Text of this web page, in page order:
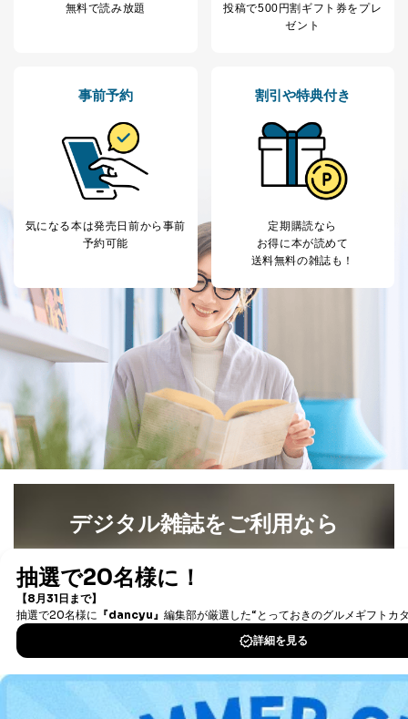
無料で読み放題
投稿で500円割ギフト券をプレ
ゼント
事前予約
気になる本は発売日前から事前
予約可能
割引や特典付き
定期購読なら
お得に本が読めて
送料無料の雑誌も！
デジタル雑誌をご利用なら
書籍）が無料で読み放題！
DOWNLOAD FOR IOS
DOWNLOAD FOR ANDROID